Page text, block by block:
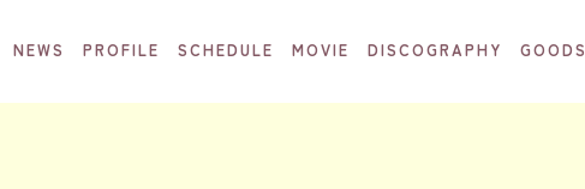
NEWS PROFILE SCHEDULE MOVIE DISCOGRAPHY GOODS